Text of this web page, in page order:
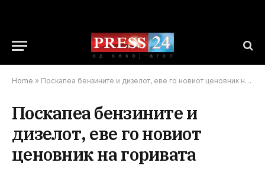
Home » Поскапеа бензините и дизелот, еве го новиот ценовник на горивата
Поскапеа бензините и
дизелот, еве го новиот
ценовник на горивата